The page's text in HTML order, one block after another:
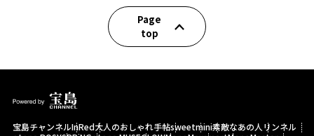
Page
top
宝島チャンネルInRed大人のおしゃれ手帖sweetmini素敵なあの人 リンネル